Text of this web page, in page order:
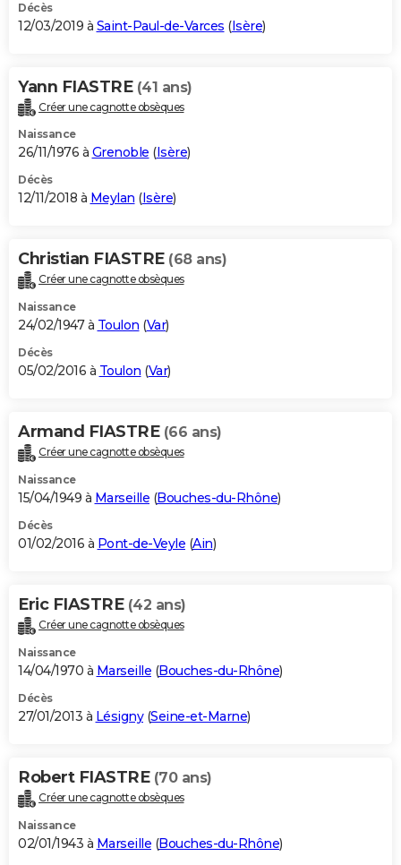
Décès
12/03/2019 à Saint-Paul-de-Varces (Isère)
Yann FIASTRE (41 ans)
Créer une cagnotte obsèques
Naissance
26/11/1976 à Grenoble (Isère)
Décès
12/11/2018 à Meylan (Isère)
Christian FIASTRE (68 ans)
Créer une cagnotte obsèques
Naissance
24/02/1947 à Toulon (Var)
Décès
05/02/2016 à Toulon (Var)
Armand FIASTRE (66 ans)
Créer une cagnotte obsèques
Naissance
15/04/1949 à Marseille (Bouches-du-Rhône)
Décès
01/02/2016 à Pont-de-Veyle (Ain)
Eric FIASTRE (42 ans)
Créer une cagnotte obsèques
Naissance
14/04/1970 à Marseille (Bouches-du-Rhône)
Décès
27/01/2013 à Lésigny(Seine-et-Marne)
Robert FIASTRE (70 ans)
Créer une cagnotte obsèques
Naissance
02/01/1943 à Marseille (Bouches-du-Rhône)